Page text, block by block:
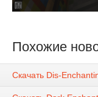
Похожие
Скачать Dis-